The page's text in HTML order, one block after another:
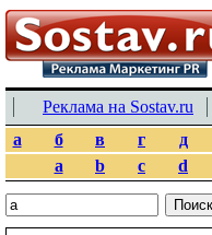
Реклама на Sostav.ru
а
б в г д
a
b c d